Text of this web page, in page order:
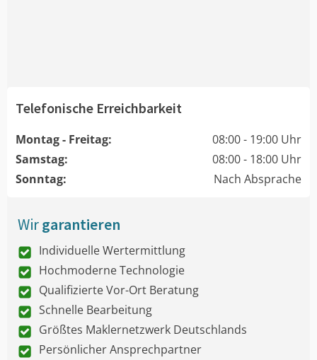
Telefonische Erreichbarkeit
Montag - Freitag:
08:00 - 19:00 Uhr
Samstag:
08:00 - 18:00 Uhr
Sonntag:
Nach Absprache
Wirgarantieren
Individuelle Wertermittlung
Hochmoderne Technologie
Qualifizierte Vor-Ort Beratung
Schnelle Bearbeitung
Größtes Maklernetzwerk Deutschlands
Persönlicher Ansprechpartner